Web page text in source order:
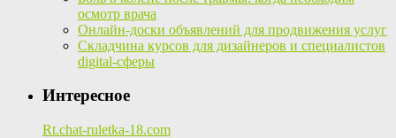
осмотр врача
Онлайн-доски объявлений для продвижения услуг
Складчина курсов для дизайнеров и специалистов
digital-сферы
Интересное
Rt.chat-ruletka-18.com